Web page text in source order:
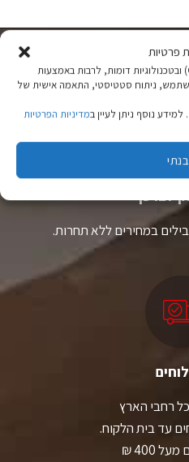
פרטיות
באתר זה נעשה שימוש בעוגיות (Cookies) ובטכנולוגיות דומות, לרבות באמצעות
ניתוח סטטיסטי, התאמה אישית של
נוסף ניתן לעיין במדיניות הפרטיות
מספר
ניתן
לבחור
את
בעמוד
לצרכן
במחירים ללא תחרות.
רחבי הארץ
עד בית הלקוח.
400 ₪